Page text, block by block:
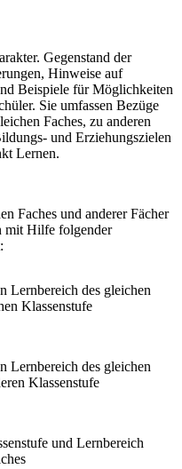
Gegenstand der
Hinweise auf
Beispiele für Möglichkeiten
Sie umfassen Bezüge
Faches, zu anderen
und Erziehungszielen
Lernen.
Faches und anderer Fächer
mit Hilfe folgender
Lernbereich des gleichen
Klassenstufe
Lernbereich des gleichen
Klassenstufe
und Lernbereich